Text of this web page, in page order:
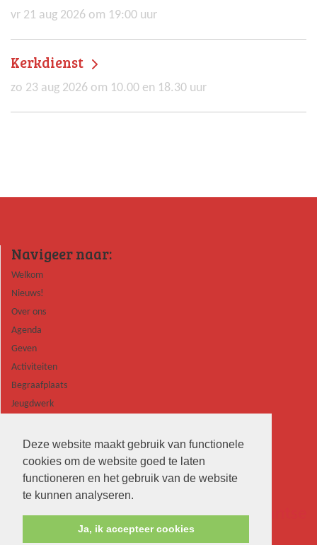
Deze website maakt gebruik van functionele
cookies om de website goed te laten
functioneren en het gebruik van de website
te kunnen analyseren.
Ja, ik accepteer cookies
vr 21 aug 2026 om 19:00 uur
Kerkdienst
zo 23 aug 2026 om 10.00 en 18.30 uur
Navigeer naar:
Welkom
Nieuws!
Over ons
Agenda
Geven
Activiteiten
Begraafplaats
Jeugdwerk